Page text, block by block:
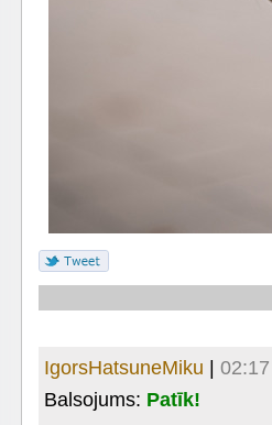
IgorsHatsuneMiku |
Balsojums: Patīk!